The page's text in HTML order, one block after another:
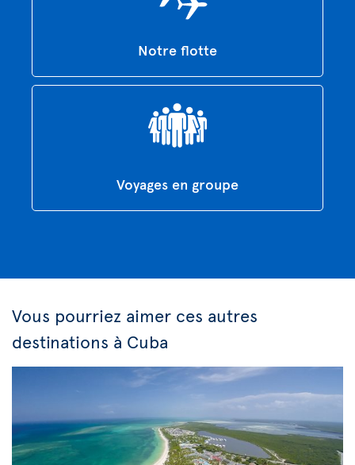
Notre flotte
Voyages en groupe
Vous pourriez aimer ces autres
destinations à Cuba